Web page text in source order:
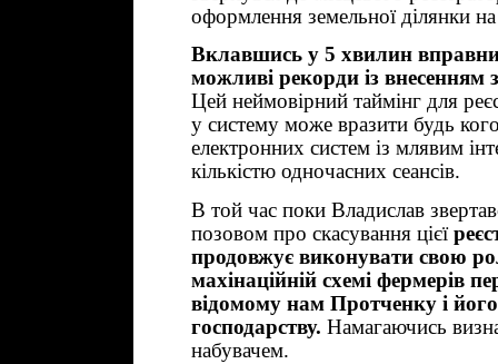
оформлення земельної ділянки
Вклавшись у 5 хвилин
можливі рекорди із внесенням
Цей неймовірний таймінг для
у систему може вразити будь
електронних систем із млявим
кількістю одночасних сеансів.
В той час поки Владислав
позовом про скасування цієї
продовжує виконувати свою
махінаційній схемі фермерів
відомому нам Протченку і
господарству. Намагаючись
набувачем.